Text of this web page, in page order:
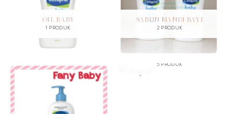
OIL BABY
1 PRODUK
SABUN MANDI BAYI
2 PRODUK
5 PRODUK